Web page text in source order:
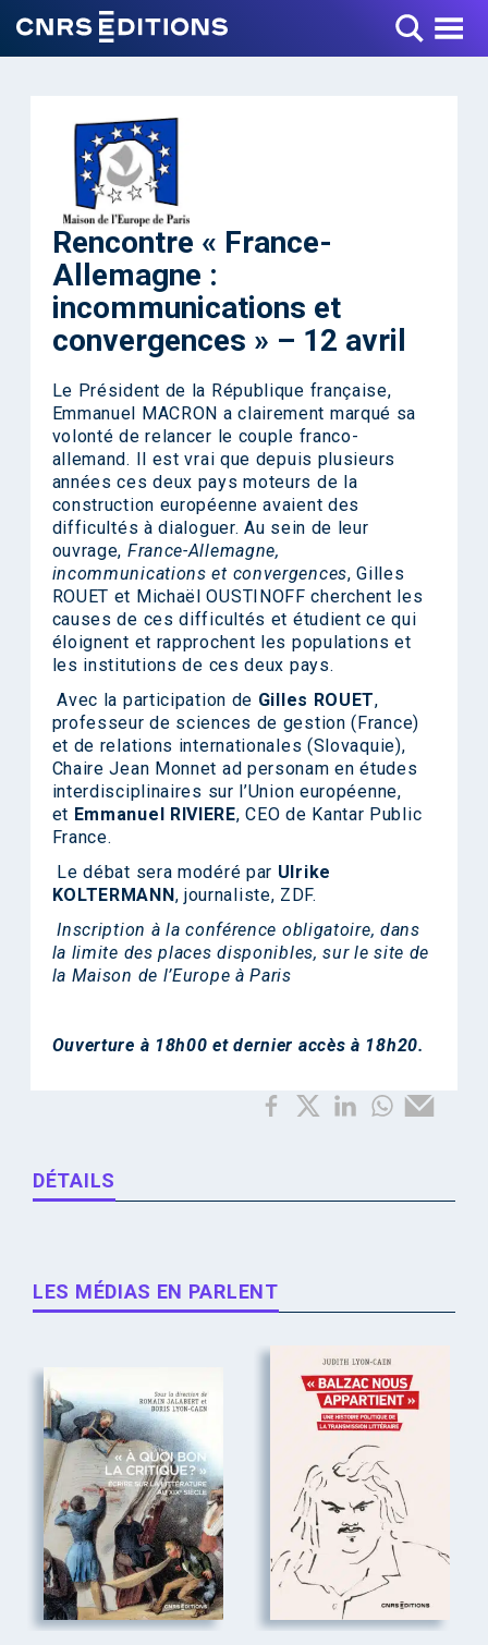
Toggle Menu
Rencontre « France-
Allemagne :
incommunications et
convergences » – 12 avril
Le Président de la République française,
Emmanuel MACRON a clairement marqué sa
volonté de relancer le couple franco-
allemand. Il est vrai que depuis plusieurs
années ces deux pays moteurs de la
construction européenne avaient des
difficultés à dialoguer. Au sein de leur
ouvrage, France-Allemagne,
incommunications et convergences, Gilles
ROUET et Michaël OUSTINOFF cherchent les
causes de ces difficultés et étudient ce qui
éloignent et rapprochent les populations et
les institutions de ces deux pays.
Avec la participation de Gilles ROUET,
professeur de sciences de gestion (France)
et de relations internationales (Slovaquie),
Chaire Jean Monnet ad personam en études
interdisciplinaires sur l’Union européenne,
et Emmanuel RIVIERE, CEO de Kantar Public
France.
Le débat sera modéré par Ulrike
KOLTERMANN, journaliste, ZDF.
Inscription à la conférence obligatoire, dans
la limite des places disponibles, sur le site de
la Maison de l’Europe à Paris
Ouverture à 18h00 et dernier accès à 18h20.
DÉTAILS
LES MÉDIAS EN PARLENT